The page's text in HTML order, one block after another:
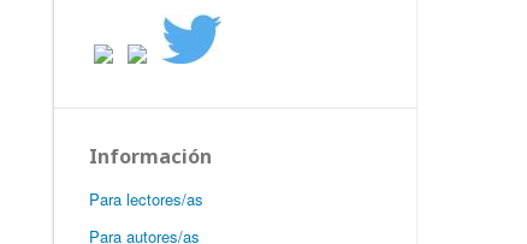
Información
Para lectores/as
Para autores/as